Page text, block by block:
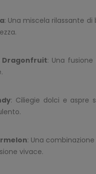
: Una miscela rilassante
Dragonfruit: Una
: Ciliegie dolci e aspre
: Una
vivace.